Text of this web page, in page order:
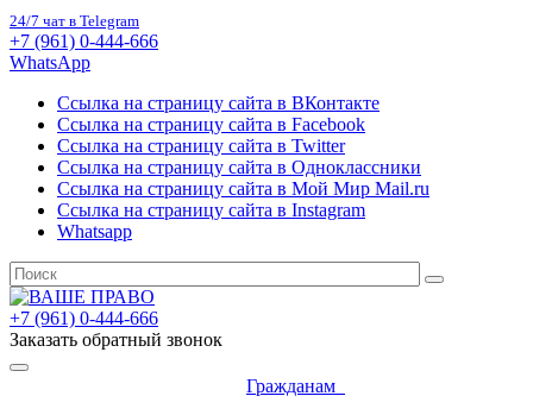
24/7 чат в Telegram
+7 (961) 0-444-666
WhatsApp
Ссылка на страницу сайта в ВКонтакте
Ссылка на страницу сайта в Facebook
Ссылка на страницу сайта в Twitter
Ссылка на страницу сайта в Одноклассники
Ссылка на страницу сайта в Мой Мир Mail.ru
Ссылка на страницу сайта в Instagram
Whatsapp
+7 (961) 0-444-666
Заказать обратный звонок
Гражданам